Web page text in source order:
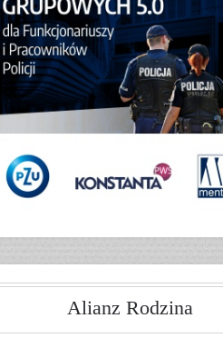
Alianz Rodzina